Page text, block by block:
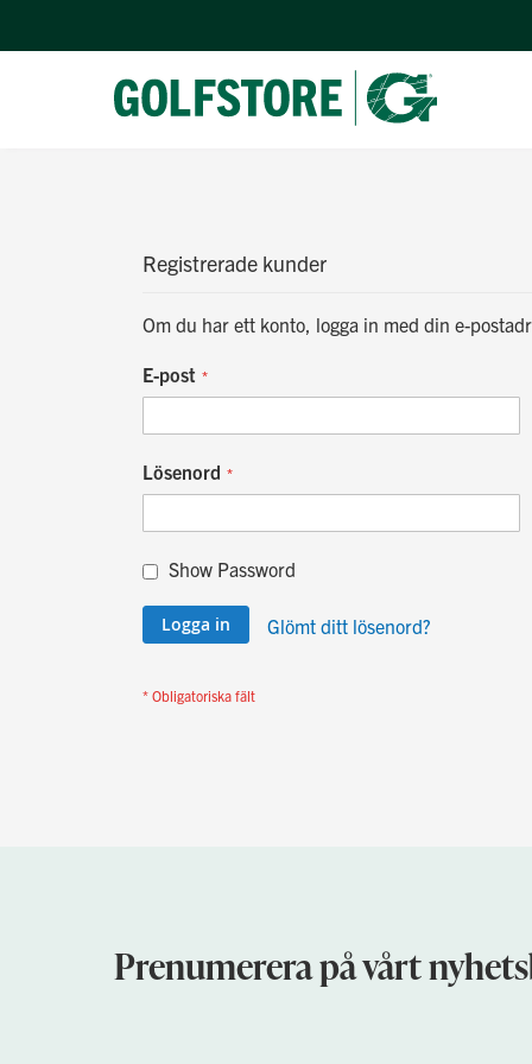
Registrerade kunder
Om du har ett konto, logga in med din e-
E-post
Lösenord
Show Password
Logga in Glömt ditt lösenord?
Prenumerera på vårt